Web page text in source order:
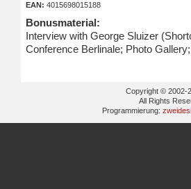
EAN: 4015698015188
Bonusmaterial:
Interview with George Sluizer
Conference Berlinale; Photo
Copyright © 2002-
All Rights
Programmierung: